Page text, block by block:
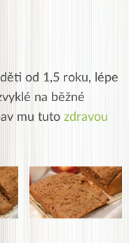
od 1,5 roku, lépe
na běžné
mu tuto zdravou